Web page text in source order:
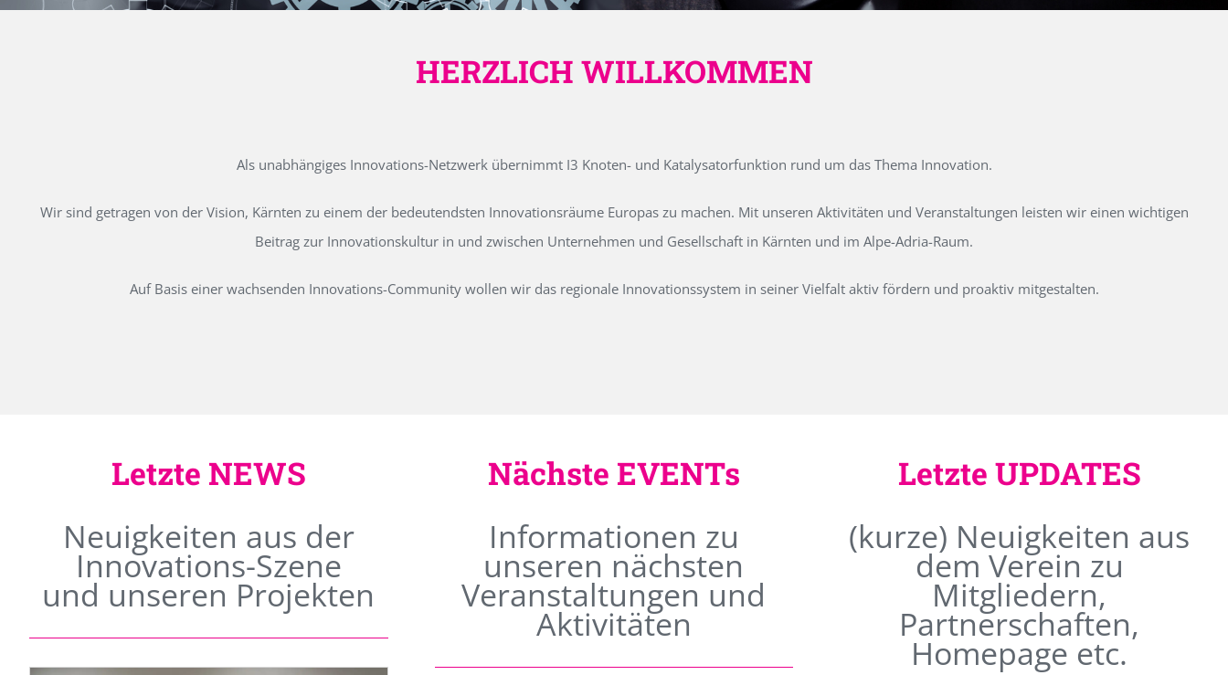
HERZLICH WILLKOMMEN
Als unabhängiges Innovations-Netzwerk übernimmt I3 Knoten- und Katalysatorfunktion rund um das Thema Innovation.
Wir sind getragen von der Vision, Kärnten zu einem der bedeutendsten Innovationsräume Europas zu machen. Mit unseren Aktivitäten und Veranstaltungen leisten wir einen wichtigen
Beitrag zur Innovationskultur in und zwischen Unternehmen und Gesellschaft in Kärnten und im Alpe-Adria-Raum.
Auf Basis einer wachsenden Innovations-Community wollen wir das regionale Innovationssystem in seiner Vielfalt aktiv fördern und proaktiv mitgestalten.
Letzte NEWS
Neuigkeiten aus der
Innovations-Szene
und unseren Projekten
Nächste EVENTs
Informationen zu
unseren nächsten
Veranstaltungen und
Aktivitäten
Letzte UPDATES
(kurze) Neuigkeiten aus
dem Verein zu
Mitgliedern,
Partnerschaften,
Homepage etc.